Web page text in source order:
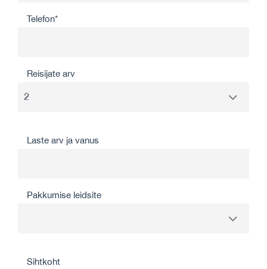
Telefon*
Reisijate arv
Laste arv ja vanus
Pakkumise leidsite
Sihtkoht